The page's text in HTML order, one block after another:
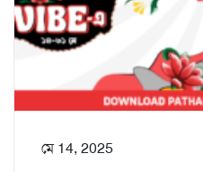
মে 14, 2025